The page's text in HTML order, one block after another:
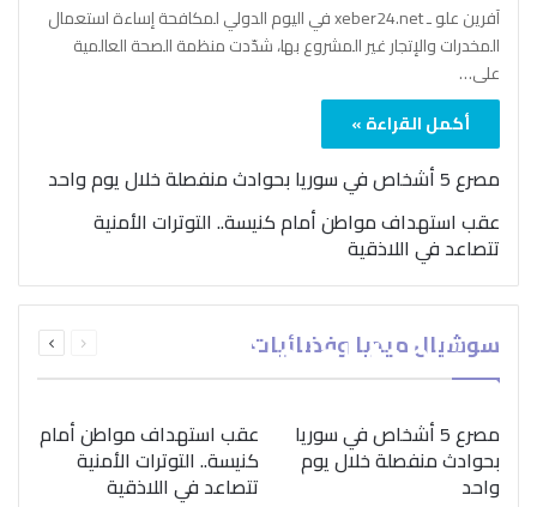
آفرين علو ـ xeber24.net في اليوم الدولي لمكافحة إساءة استعمال
المخدرات والإتجار غير المشروع بها، شدّدت منظمة الصحة العالمية
على…
أكمل القراءة »
مصرع 5 أشخاص في سوريا بحوادث منفصلة خلال يوم واحد
عقب استهداف مواطن أمام كنيسة.. التوترات الأمنية
تتصاعد في اللاذقية
سوشيال ميديا وفضائيات الصفحةالصفحة
بمناسبة اليوم الدولي..
“الصحة العالمية” تؤكد
ضرورة اتباع نهج متكامل
لمواجهة إدمان المخدرات
مصرع 5 أشخاص في سوريا
بحوادث منفصلة خلال يوم
واحد
عقب استهداف مواطن أمام
كنيسة.. التوترات الأمنية
تتصاعد في اللاذقية